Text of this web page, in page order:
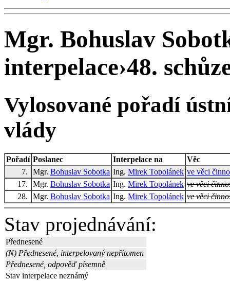
Mgr. Bohuslav
interpelace›48.
Vylosované pořadí
vlády
Pořadí Poslanec Interpelace na
Věc
7.
Mgr. Bohuslav Sobotka Ing. Mirek Topolánek ve věci
17.
Mgr. Bohuslav Sobotka Ing. Mirek Topolánek ve věci
28.
Mgr. Bohuslav Sobotka Ing. Mirek Topolánek ve věci
Stav projednávání:
Přednesené
(N) Přednesené, interpelovaný nepřítomen
Přednesené, odpověď písemně
Stav interpelace neznámý